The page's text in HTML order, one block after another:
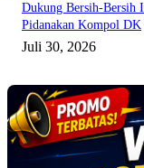
Dukung Bersih-Bersih
Pidanakan Kompol DK
Juli 30, 2026